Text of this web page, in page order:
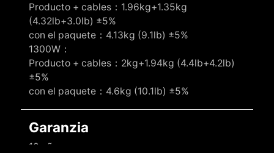
Producto + cables：1.96kg+1.35kg
(4.32lb+3.0lb) ±5%
con el paquete：4.13kg (9.1lb) ±5%
1300W：
Producto + cables：2kg+1.94kg (4.4lb+4.2lb)
±5%
con el paquete：4.6kg (10.1lb) ±5%
Garanzia
10 años